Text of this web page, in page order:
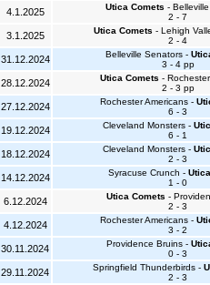
4.1.2025 Utica Comets -
2 - 7
3.1.2025 Utica Comets - Lehigh
2 - 4
31.12.2024 Belleville Senators -
3 - 4 pp
28.12.2024 Utica Comets -
2 - 3 pp
27.12.2024 Rochester Americans -
6 - 3
19.12.2024 Cleveland Monsters -
6 - 1
18.12.2024 Cleveland Monsters -
2 - 3
14.12.2024 Syracuse Crunch -
1 - 0
6.12.2024 Utica Comets -
2 - 3
4.12.2024 Rochester Americans -
3 - 2
30.11.2024 Providence Bruins -
0 - 3
29.11.2024 Springfield Thunderbirds -
2 - 3